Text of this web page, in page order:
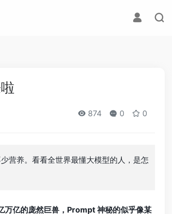
874 0 0
营养。看看全世界最懂大模型的人，是怎
万亿的庞然巨兽，Prompt 神秘的似乎像某